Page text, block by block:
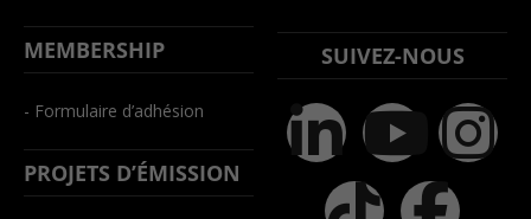
MEMBERSHIP
- Formulaire d’adhésion
PROJETS D’ÉMISSION
SUIVEZ-NOUS